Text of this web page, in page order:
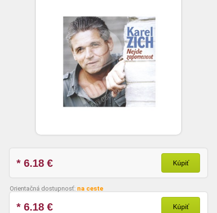
* 6.18 € Kúpiť
Orientačná dostupnosť: na ceste
* 6.18 € Kúpiť